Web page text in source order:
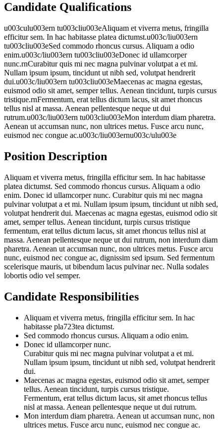
Candidate Qualifications
u003culu003ern tu003cliu003eAliquam et viverra metus, fringilla
efficitur sem. In hac habitasse platea dictumst.u003c/liu003ern
tu003cliu003eSed commodo rhoncus cursus. Aliquam a odio
enim.u003c/liu003ern tu003cliu003eDonec id ullamcorper
nunc.rnCurabitur quis mi nec magna pulvinar volutpat a et mi.
Nullam ipsum ipsum, tincidunt ut nibh sed, volutpat hendrerit
dui.u003c/liu003ern tu003cliu003eMaecenas ac magna egestas,
euismod odio sit amet, semper tellus. Aenean tincidunt, turpis cursus
tristique.rnFermentum, erat tellus dictum lacus, sit amet rhoncus
tellus nisl at massa. Aenean pellentesque neque ut dui
rutrum.u003c/liu003ern tu003cliu003eMon interdum diam pharetra.
Aenean ut accumsan nunc, non ultrices metus. Fusce arcu nunc,
euismod nec congue ac.u003c/liu003ernu003c/ulu003e
Position Description
Aliquam et viverra metus, fringilla efficitur sem. In hac habitasse
platea dictumst. Sed commodo rhoncus cursus. Aliquam a odio
enim. Donec id ullamcorper nunc. Curabitur quis mi nec magna
pulvinar volutpat a et mi. Nullam ipsum ipsum, tincidunt ut nibh sed,
volutpat hendrerit dui. Maecenas ac magna egestas, euismod odio sit
amet, semper tellus. Aenean tincidunt, turpis cursus tristique
fermentum, erat tellus dictum lacus, sit amet rhoncus tellus nisl at
massa. Aenean pellentesque neque ut dui rutrum, non interdum diam
pharetra. Aenean ut accumsan nunc, non ultrices metus. Fusce arcu
nunc, euismod nec congue ac, dignissim sed ipsum. Sed fermentum
scelerisque mauris, ut bibendum lacus pulvinar nec. Nulla sodales
lobortis odio vel semper.
Candidate Responsibilities
Aliquam et viverra metus, fringilla efficitur sem. In hac
habitasse pla723tea dictumst.
Sed commodo rhoncus cursus. Aliquam a odio enim.
Donec id ullamcorper nunc.
Curabitur quis mi nec magna pulvinar volutpat a et mi.
Nullam ipsum ipsum, tincidunt ut nibh sed, volutpat hendrerit
dui.
Maecenas ac magna egestas, euismod odio sit amet, semper
tellus. Aenean tincidunt, turpis cursus tristique.
Fermentum, erat tellus dictum lacus, sit amet rhoncus tellus
nisl at massa. Aenean pellentesque neque ut dui rutrum.
Mon interdum diam pharetra. Aenean ut accumsan nunc, non
ultrices metus. Fusce arcu nunc, euismod nec congue ac.